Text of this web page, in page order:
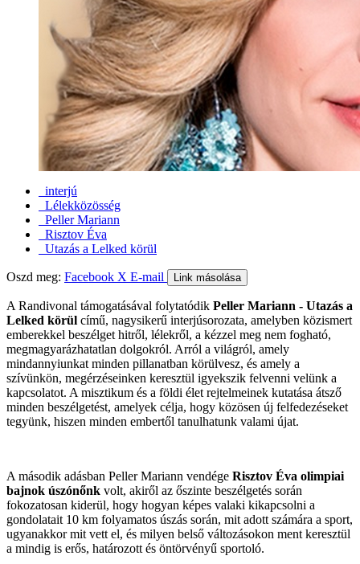
interjú
Lélekközösség
Peller Mariann
Risztov Éva
Utazás a Lelked körül
Oszd meg: Facebook X E-mail Link másolása
A Randivonal támogatásával folytatódik Peller Mariann - Utazás a
Lelked körül című, nagysikerű interjúsorozata, amelyben közismert
emberekkel beszélget hitről, lélekről, a kézzel meg nem fogható,
megmagyarázhatatlan dolgokról. Arról a világról, amely
mindannyiunkat minden pillanatban körülvesz, és amely a
szívünkön, megérzéseinken keresztül igyekszik felvenni velünk a
kapcsolatot. A misztikum és a földi élet rejtelmeinek kutatása átsző
minden beszélgetést, amelyek célja, hogy közösen új felfedezéseket
tegyünk, hiszen minden embertől tanulhatunk valami újat.
A második adásban Peller Mariann vendége Risztov Éva olimpiai
bajnok úszónőnk volt, akiről az őszinte beszélgetés során
fokozatosan kiderül, hogy hogyan képes valaki kikapcsolni a
gondolatait 10 km folyamatos úszás során, mit adott számára a sport,
ugyanakkor mit vett el, és milyen belső változásokon ment keresztül
a mindig is erős, határozott és öntörvényű sportoló.